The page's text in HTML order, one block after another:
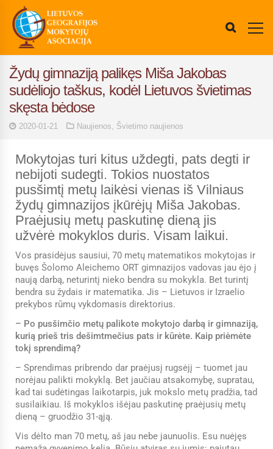
Žydų gimnaziją palikęs Miša Jakobas
sudėliojo taškus, kodėl Lietuvos švietimas
skęsta bėdose
2020-01-21 Naujienos, Švietimo naujienos
Mokytojas turi kitus uždegti, pats degti ir
nebijoti sudegti. Tokios nuostatos
pusšimtį metų laikėsi vienas iš Vilniaus
žydų gimnazijos įkūrėjų Miša Jakobas.
Praėjusių metų paskutinę dieną jis
užvėrė mokyklos duris. Visam laikui.
Vos prasidėjus sausiui, 70 metų matematikos mokytojas ir
buvęs Šolomo Aleichemo ORT gimnazijos vadovas jau ėjo į
naują darbą, neturintį nieko bendra su mokykla. Bet turintį
bendra su žydais ir matematika. Jis – Lietuvos ir Izraelio
prekybos rūmų vykdomasis direktorius.
– Po pusšimčio metų palikote mokytojo darbą ir gimnaziją,
kurią prieš tris dešimtmečius pats ir kūrėte. Kaip priėmėte
tokį sprendimą?
– Sprendimas pribrendo dar praėjusį rugsėjį – tuomet jau
norėjau palikti mokyklą. Bet jaučiau atsakomybę, supratau,
kad tai sudėtingas laikotarpis, juk mokslo metų pradžia, tad
susilaikiau. Iš mokyklos išėjau paskutinę praėjusių metų
dieną – gruodžio 31-ąją.
Vis dėlto man 70 metų, aš jau nebe jaunuolis. Esu nuėjęs